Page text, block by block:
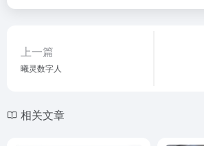
上一篇
曦灵数字人
相关文章